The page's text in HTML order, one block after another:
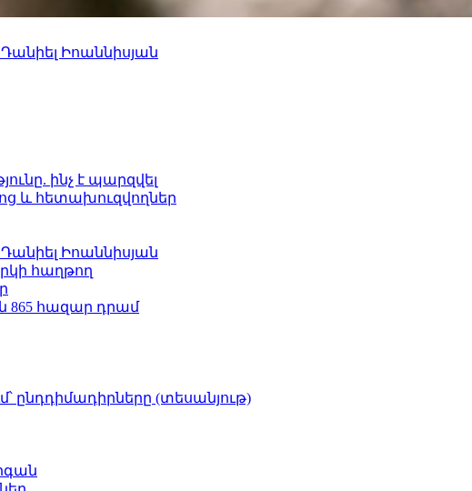
Իոաննիսյան
ինչ է պարզվել
և հետախուզվողներ
Իոաննիսյան
հաղթող
865 հազար դրամ
ընդդիմադիրները (տեսանյութ)